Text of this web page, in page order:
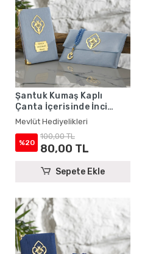
Şantuk Kumaş Kaplı
Çanta İçerisinde İnci
Tesbihli Mavi Renkli
Şantuk Yasin Kitabı Seti -
Mevlüt Hediyelikleri
Mevlüt Hediyelikleri
%20
100,00 TL
80,00 TL
Sepete Ekle